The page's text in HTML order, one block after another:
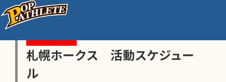
札幌ホークス 活動スケジュー
ル